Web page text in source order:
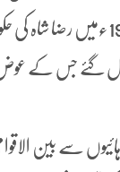
فیصد کی ملکیت دیدی
جس کے عوض
سے بین